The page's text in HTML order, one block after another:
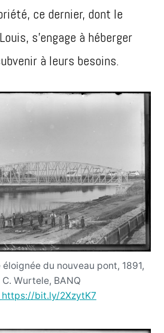
ce dernier, dont le
s’engage à héberger
à leurs besoins.
du nouveau pont, 1891,
C. Wurtele, BANQ
https://bit.ly/2XzytK7